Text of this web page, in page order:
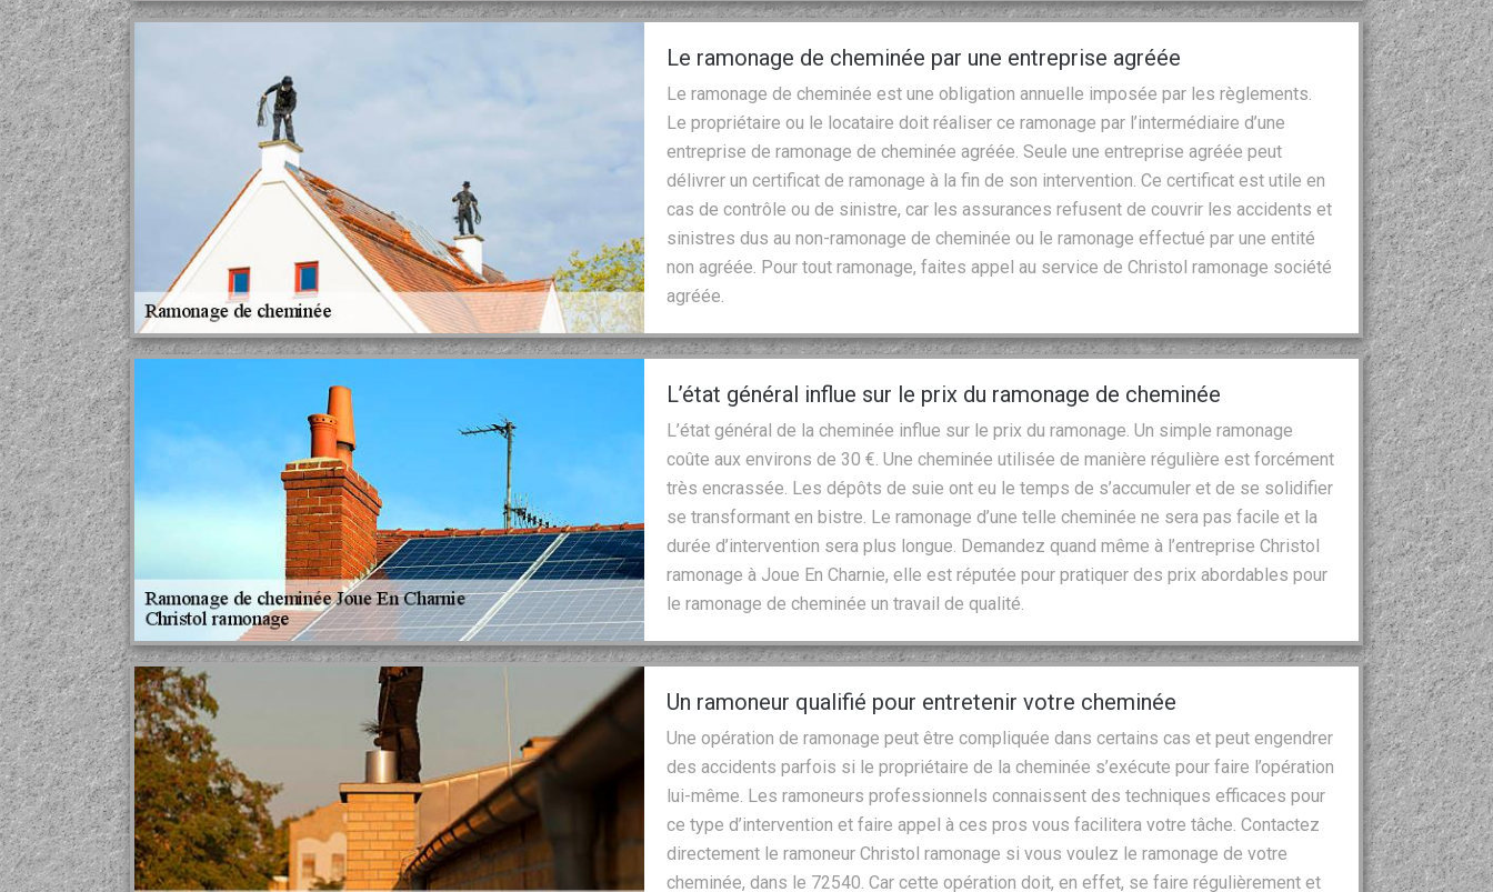
Le ramonage de cheminée par une entreprise agréée
Le ramonage de cheminée est une obligation annuelle imposée par les règlements.
Le propriétaire ou le locataire doit réaliser ce ramonage par l’intermédiaire d’une
entreprise de ramonage de cheminée agréée. Seule une entreprise agréée peut
délivrer un certificat de ramonage à la fin de son intervention. Ce certificat est utile en
cas de contrôle ou de sinistre, car les assurances refusent de couvrir les accidents et
sinistres dus au non-ramonage de cheminée ou le ramonage effectué par une entité
non agréée. Pour tout ramonage, faites appel au service de Christol ramonage société
agréée.
L’état général influe sur le prix du ramonage de cheminée
L’état général de la cheminée influe sur le prix du ramonage. Un simple ramonage
coûte aux environs de 30 €. Une cheminée utilisée de manière régulière est forcément
très encrassée. Les dépôts de suie ont eu le temps de s’accumuler et de se solidifier
se transformant en bistre. Le ramonage d’une telle cheminée ne sera pas facile et la
durée d’intervention sera plus longue. Demandez quand même à l’entreprise Christol
ramonage à Joue En Charnie, elle est réputée pour pratiquer des prix abordables pour
le ramonage de cheminée un travail de qualité.
Un ramoneur qualifié pour entretenir votre cheminée
Une opération de ramonage peut être compliquée dans certains cas et peut engendrer
des accidents parfois si le propriétaire de la cheminée s’exécute pour faire l’opération
lui-même. Les ramoneurs professionnels connaissent des techniques efficaces pour
ce type d’intervention et faire appel à ces pros vous facilitera votre tâche. Contactez
directement le ramoneur Christol ramonage si vous voulez le ramonage de votre
cheminée, dans le 72540. Car cette opération doit, en effet, se faire régulièrement et